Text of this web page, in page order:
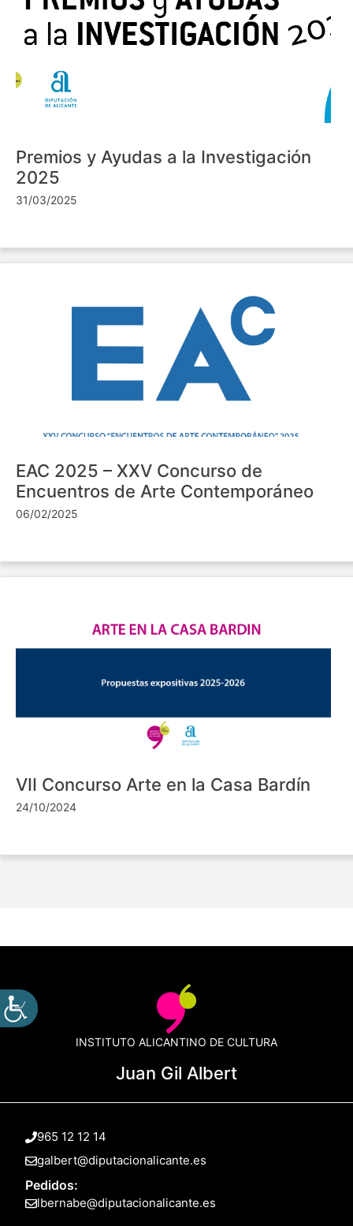
Premios y Ayudas a la Investigación
2025
31/03/2025
EAC 2025 – XXV Concurso de
Encuentros de Arte Contemporáneo
06/02/2025
VII Concurso Arte en la Casa Bardín
24/10/2024
INSTITUTO ALICANTINO DE CULTURA
Juan Gil Albert
965 12 12 14
galbert@diputacionalicante.es
Pedidos:
lbernabe@diputacionalicante.es